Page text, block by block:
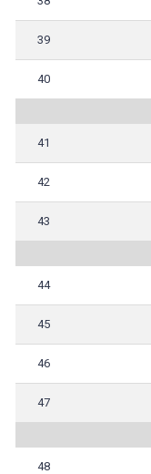
39
40
41
42
43
44
45
46
47
48